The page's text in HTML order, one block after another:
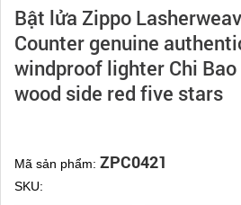
Bật lửa Zippo
Counter genuine
windproof lighter Chi
wood side red five stars
Mã sản phẩm: ZPC0421
SKU: